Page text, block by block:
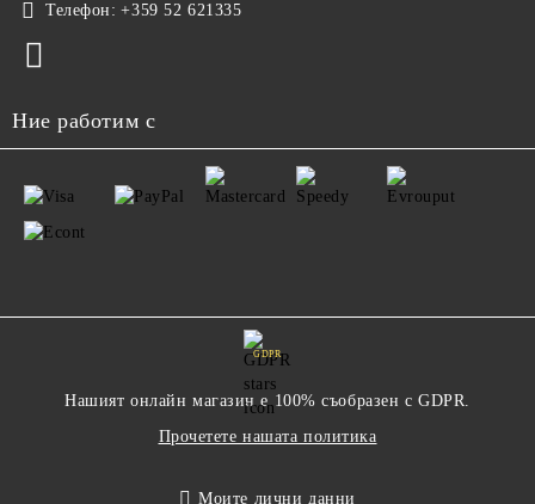
Телефон: +359 52 621335
Ние работим с
GDPR
Нашият онлайн магазин е 100% съобразен с GDPR.
Прочетете нашата политика
Моите лични данни